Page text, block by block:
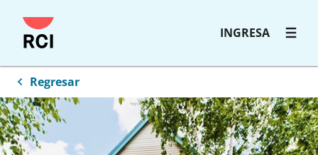
INGRESA
Regresar